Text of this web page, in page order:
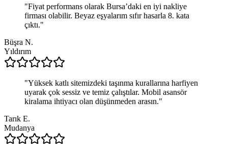
"Fiyat performans olarak Bursa’daki en iyi nakliye
firması olabilir. Beyaz eşyalarım sıfır hasarla 8. kata
çıktı."
Büşra N.
Yıldırım
"Yüksek katlı sitemizdeki taşınma kurallarına harfiyen
uyarak çok sessiz ve temiz çalıştılar. Mobil asansör
kiralama ihtiyacı olan düşünmeden arasın."
Tarık E.
Mudanya